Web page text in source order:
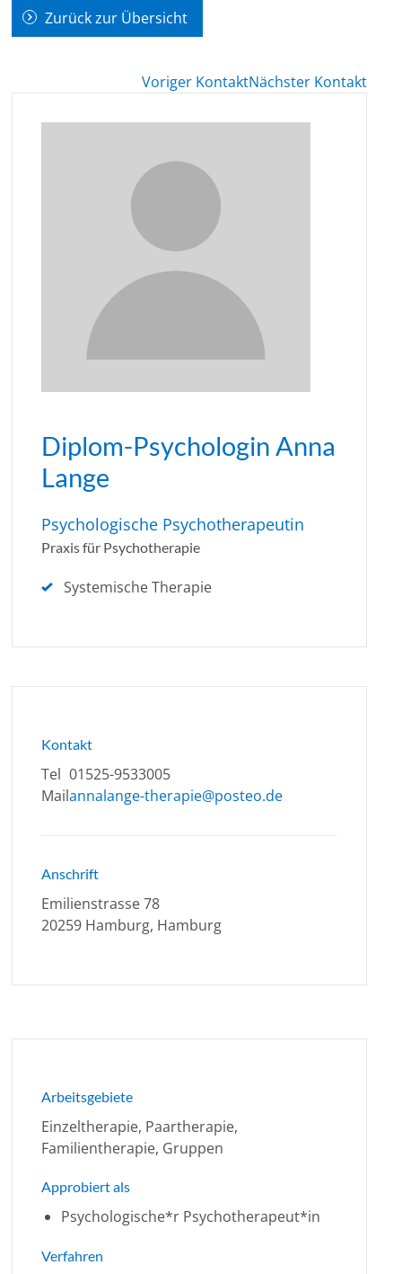
Zurück zur Übersicht
Voriger KontaktNächster Kontakt
Diplom-Psychologin Anna
Lange
Psychologische Psychotherapeutin
Praxis für Psychotherapie
Systemische Therapie
Kontakt
Tel 01525-9533005
Mailannalange-therapie@posteo.de
Anschrift
Emilienstrasse 78
20259 Hamburg, Hamburg
Arbeitsgebiete
Einzeltherapie, Paartherapie,
Familientherapie, Gruppen
Approbiert als
Psychologische*r Psychotherapeut*in
Verfahren